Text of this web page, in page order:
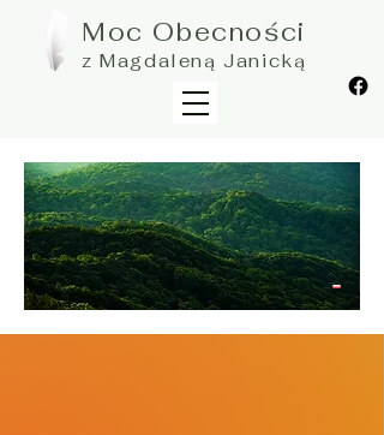
Moc Obecności
z Magdaleną Janicką